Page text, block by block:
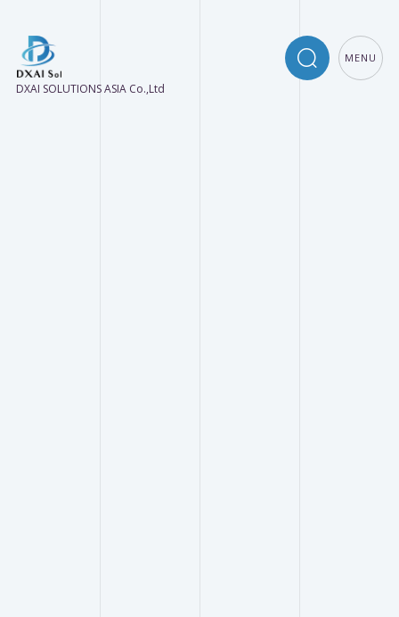
DXAI SOLUTIONS ASIA Co.,Ltd
MENU